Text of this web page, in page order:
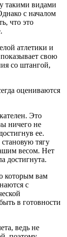
такими видами
с началом
что это
атлетики и
свою
со штангой,
оцениваются
Это
ничего не
ее.
тягу
весом. Нет
достигнута.
которым вам
с
в готовности
ведь не